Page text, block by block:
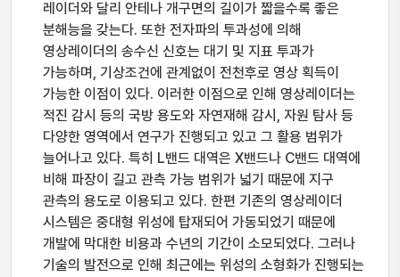
레이더와 달리 안테나 개구면의 길이가 짧을수록 좋은
분해능을 갖는다. 또한 전자파의 투과성에 의해
영상레이더의 송수신 신호는 대기 및 지표 투과가
가능하며, 기상조건에 관계없이 전천후로 영상 획득이
가능한 이점이 있다. 이러한 이점으로 인해 영상레이더는
적진 감시 등의 국방 용도와 자연재해 감시, 자원 탐사 등
다양한 영역에서 연구가 진행되고 있고 그 활용 범위가
늘어나고 있다. 특히 L밴드 대역은 X밴드나 C밴드 대역에
비해 파장이 길고 관측 가능 범위가 넓기 때문에 지구
관측의 용도로 이용되고 있다. 한편 기존의 영상레이더
시스템은 중대형 위성에 탑재되어 가동되었기 때문에
개발에 막대한 비용과 수년의 기간이 소모되었다. 그러나
기술의 발전으로 인해 최근에는 위성의 소형화가 진행되는